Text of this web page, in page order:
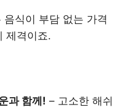
식이 부담 없는 가격
제격이죠.
과 함께! – 고소한 해쉬